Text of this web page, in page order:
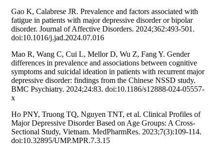
Gao K, Calabrese JR. Prevalence and factors associated with
fatigue in patients with major depressive disorder or bipolar
disorder. Journal of Affective Disorders. 2024;362:493-501.
doi:10.1016/j.jad.2024.07.016
Mao R, Wang C, Cui L, Mellor D, Wu Z, Fang Y. Gender
differences in prevalence and associations between cognitive
symptoms and suicidal ideation in patients with recurrent major
depressive disorder: findings from the Chinese NSSD study.
BMC Psychiatry. 2024;24:83. doi:10.1186/s12888-024-05557-
x
Ho PNY, Truong TQ, Nguyen TNT, et al. Clinical Profiles of
Major Depressive Disorder Based on Age Groups: A Cross-
Sectional Study, Vietnam. MedPharmRes. 2023;7(3):109-114.
doi:10.32895/UMP.MPR.7.3.15